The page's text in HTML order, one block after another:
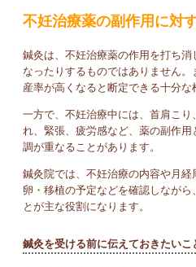
不妊治療薬の副作用に対
鍼灸は、不妊治療薬の作用を打ち
なったりするものではありません
産率が高くなると断定できる十分な
一方で、不妊治療中には、首肩こ
れ、緊張、疲労感など、薬の副作
調が重なることがあります。
鍼灸院では、不妊治療の内容や月
卵・移植の予定などを確認しなが
とが主な役割になります。
鍼灸を受ける前に伝えておきたいこ